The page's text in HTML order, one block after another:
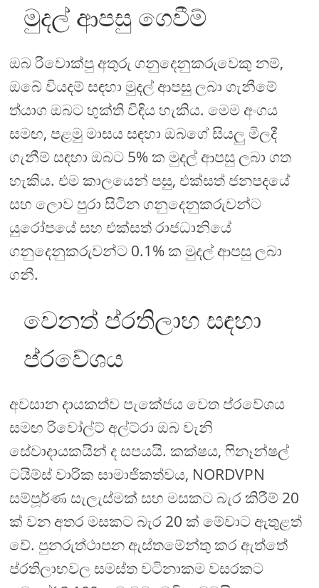
මුදල් ආපසු ගෙවීම්
ඔබ රිවොක්පු අතුරු ගනුදෙනුකරුවෙකු නම්,
ඔබේ වියදම් සඳහා මුදල් ආපසු ලබා ගැනීමේ
ත්යාග ඔබට භුක්ති විඳිය හැකිය. මෙම අංගය
සමඟ, පළමු මාසය සඳහා ඔබගේ සියලු මිලදී
ගැනීම් සඳහා ඔබට 5% ක මුදල් ආපසු ලබා ගත
හැකිය. එම කාලයෙන් පසු, එක්සත් ජනපදයේ
සහ ලොව පුරා සිටින ගනුදෙනුකරුවන්ට
යුරෝපයේ සහ එක්සත් රාජධානියේ
ගනුදෙනුකරුවන්ට 0.1% ක මුදල් ආපසු ලබා
ගනී.
වෙනත් ප්රතිලාභ සඳහා
ප්රවේශය
අවසාන දායකත්ව පැකේජය වෙත ප්රවේශය
සමඟ රිවෝල්ට් අල්ට්රා ඔබ වැනි
සේවාදායකයින් ද සපයයි. කක්ෂය, ෆිනෑන්ෂල්
ටයිම්ස් වාරික සාමාජිකත්වය, NORDVPN
සම්පූර්ණ සැලැස්මක් සහ මසකට බැර කිරීම් 20
ක් වන අතර මසකට බැර 20 ක් මේවාට ඇතුළත්
වේ. පුනරුත්ථාපන ඇස්තමේන්තු කර ඇත්තේ
ප්රතිලාභවල සමස්ත වටිනාකම වසරකට